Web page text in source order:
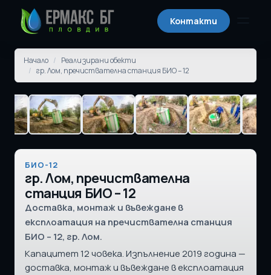
Контакти
Начало / Реализирани обекти
/ гр. Лом, пречиствателна станция БИО – 12
БИО-12
гр. Лом, пречиствателна
станция БИО – 12
Доставка, монтаж и въвеждане в
експлоатация на пречиствателна станция
БИО – 12, гр. Лом.
Капацитет 12 човека. Изпълнение 2019 година —
доставка, монтаж и въвеждане в експлоатация